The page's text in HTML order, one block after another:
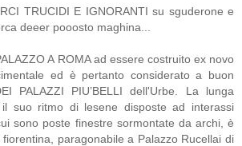
TRUCIDI E IGNORANTI su sguderone e
deeer pooosto maghina...
A ROMA ad essere costruito ex novo
ed è pertanto considerato a buon
PALAZZI PIU’BELLI dell'Urbe. La lunga
suo ritmo di lesene disposte ad interassi
sono poste finestre sormontate da archi, è
paragonabile a Palazzo Rucellai di